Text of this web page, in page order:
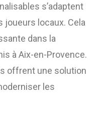
s’adaptent
joueurs locaux. Cela
dans la
à Aix-en-Provence.
offrent une solution
les